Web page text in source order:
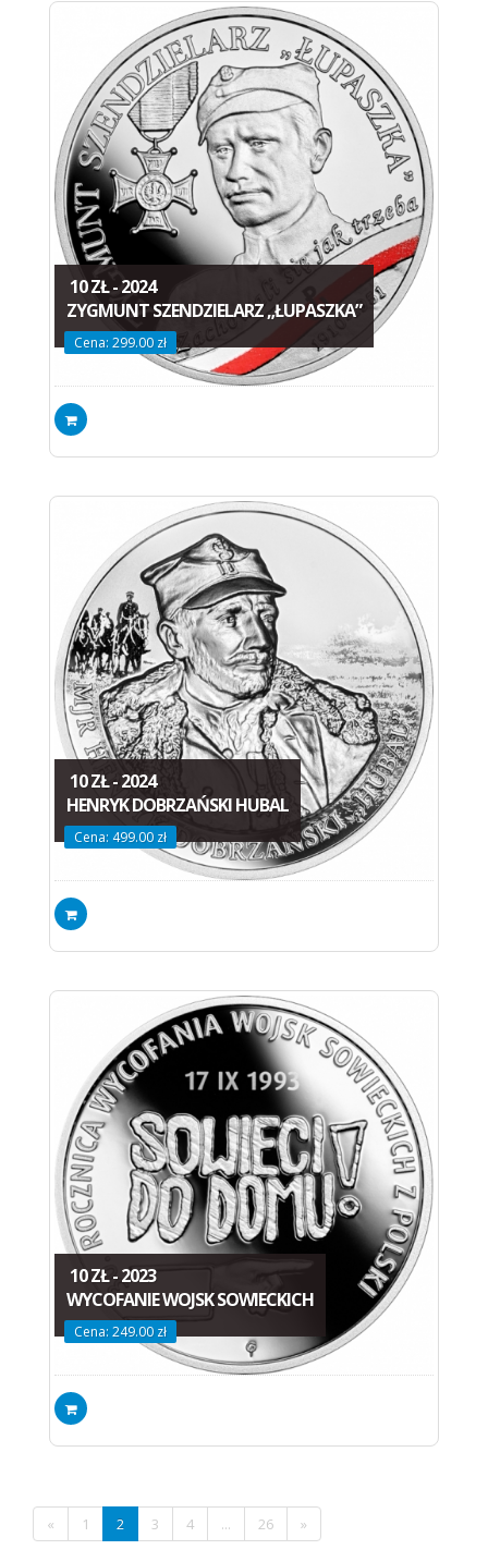
10 ZŁ - 2024
ZYGMUNT SZENDZIELARZ „ŁUPASZKA”
Cena: 299.00 zł
10 ZŁ - 2024
HENRYK DOBRZAŃSKI HUBAL
Cena: 499.00 zł
10 ZŁ - 2023
WYCOFANIE WOJSK SOWIECKICH
Cena: 249.00 zł
« 1 2 3 4 ... 26 »